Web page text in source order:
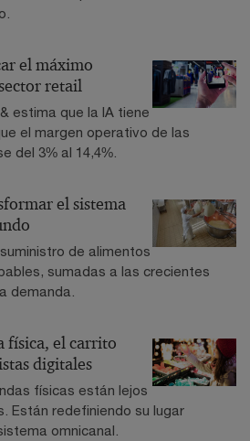
el máximo
retail
estima que la IA tiene
el margen operativo de las
del 3% al 14,4%.
el sistema
de alimentos
sumadas a las crecientes
demanda.
física, el carrito
digitales
físicas están lejos
Están redefiniendo su lugar
omnicanal.